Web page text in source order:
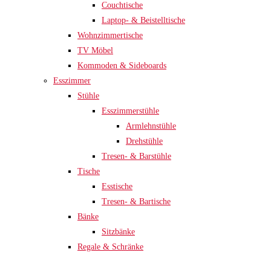
Couchtische
Laptop- & Beistelltische
Wohnzimmertische
TV Möbel
Kommoden & Sideboards
Esszimmer
Stühle
Esszimmerstühle
Armlehnstühle
Drehstühle
Tresen- & Barstühle
Tische
Esstische
Tresen- & Bartische
Bänke
Sitzbänke
Regale & Schränke